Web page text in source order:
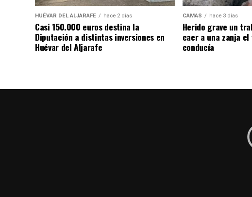
HUÉVAR DEL ALJARAFE hace 2 días
Casi 150.000 euros destina la
Diputación a distintas inversiones en
Huévar del Aljarafe
CAMAS hace 3 días
Herido grave un
caer a una zanja
conducía